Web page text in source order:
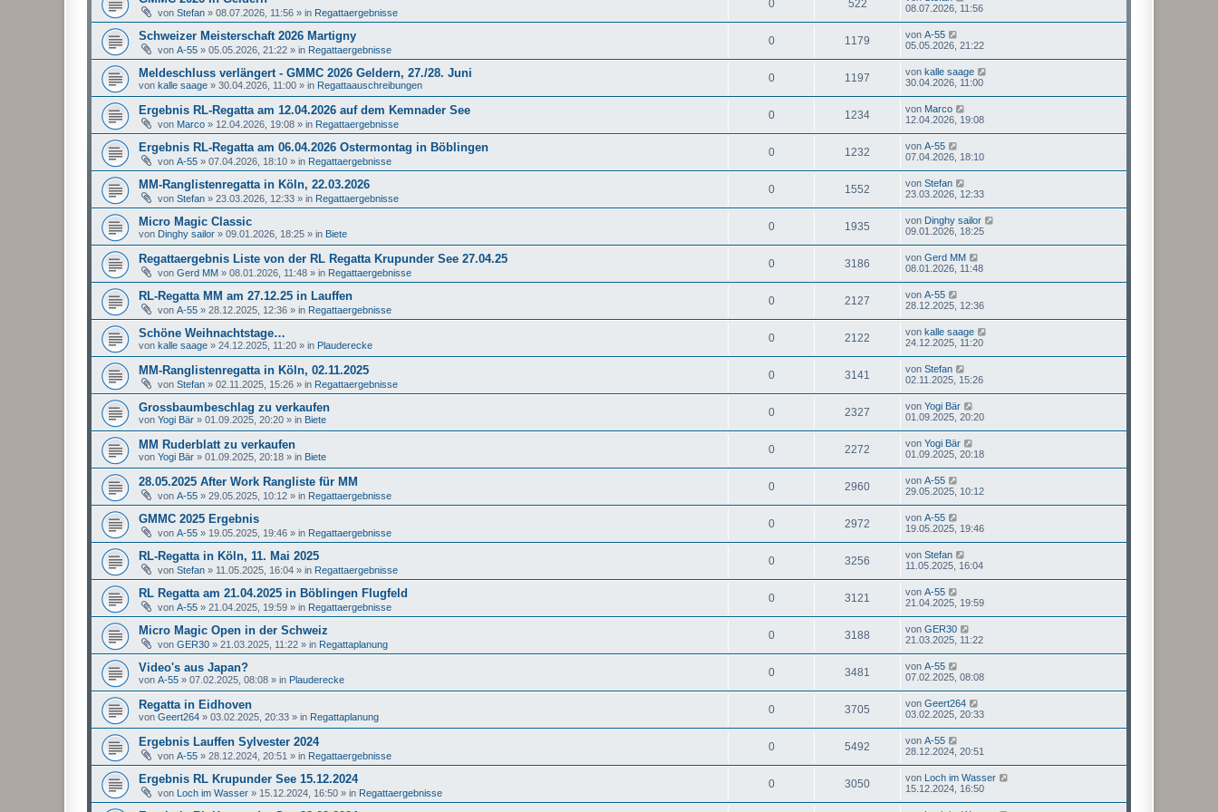
von Stefan » 08.07.2026, 11:56 » in Regattaergebnisse
0 522
08.07.2026, 11:56
Schweizer Meisterschaft 2026 Martigny
von A-55 » 05.05.2026, 21:22 » in Regattaergebnisse
0 1179 von A-55
05.05.2026, 21:22
Meldeschluss verlängert - GMMC 2026 Geldern, 27./28. Juni
von kalle saage » 30.04.2026, 11:00 » in Regattaauschreibungen
0 1197 von kalle saage
30.04.2026, 11:00
Ergebnis RL-Regatta am 12.04.2026 auf dem Kemnader See
von Marco » 12.04.2026, 19:08 » in Regattaergebnisse
0 1234 von Marco
12.04.2026, 19:08
Ergebnis RL-Regatta am 06.04.2026 Ostermontag in Böblingen
von A-55 » 07.04.2026, 18:10 » in Regattaergebnisse
0 1232 von A-55
07.04.2026, 18:10
MM-Ranglistenregatta in Köln, 22.03.2026
von Stefan » 23.03.2026, 12:33 » in Regattaergebnisse
0 1552 von Stefan
23.03.2026, 12:33
Micro Magic Classic
von Dinghy sailor » 09.01.2026, 18:25 » in Biete
0 1935 von Dinghy sailor
09.01.2026, 18:25
Regattaergebnis Liste von der RL Regatta Krupunder See 27.04.25
von Gerd MM » 08.01.2026, 11:48 » in Regattaergebnisse
0 3186 von Gerd MM
08.01.2026, 11:48
RL-Regatta MM am 27.12.25 in Lauffen
von A-55 » 28.12.2025, 12:36 » in Regattaergebnisse
0 2127 von A-55
28.12.2025, 12:36
Schöne Weihnachtstage…
von kalle saage » 24.12.2025, 11:20 » in Plauderecke
0 2122 von kalle saage
24.12.2025, 11:20
MM-Ranglistenregatta in Köln, 02.11.2025
von Stefan » 02.11.2025, 15:26 » in Regattaergebnisse
0 3141 von Stefan
02.11.2025, 15:26
Grossbaumbeschlag zu verkaufen
von Yogi Bär » 01.09.2025, 20:20 » in Biete
0 2327 von Yogi Bär
01.09.2025, 20:20
MM Ruderblatt zu verkaufen
von Yogi Bär » 01.09.2025, 20:18 » in Biete
0 2272 von Yogi Bär
01.09.2025, 20:18
28.05.2025 After Work Rangliste für MM
von A-55 » 29.05.2025, 10:12 » in Regattaergebnisse
0 2960 von A-55
29.05.2025, 10:12
GMMC 2025 Ergebnis
von A-55 » 19.05.2025, 19:46 » in Regattaergebnisse
0 2972 von A-55
19.05.2025, 19:46
RL-Regatta in Köln, 11. Mai 2025
von Stefan » 11.05.2025, 16:04 » in Regattaergebnisse
0 3256 von Stefan
11.05.2025, 16:04
RL Regatta am 21.04.2025 in Böblingen Flugfeld
von A-55 » 21.04.2025, 19:59 » in Regattaergebnisse
0 3121 von A-55
21.04.2025, 19:59
Micro Magic Open in der Schweiz
von GER30 » 21.03.2025, 11:22 » in Regattaplanung
0 3188 von GER30
21.03.2025, 11:22
Video's aus Japan?
von A-55 » 07.02.2025, 08:08 » in Plauderecke
0 3481 von A-55
07.02.2025, 08:08
Regatta in Eidhoven
von Geert264 » 03.02.2025, 20:33 » in Regattaplanung
0 3705 von Geert264
03.02.2025, 20:33
Ergebnis Lauffen Sylvester 2024
von A-55 » 28.12.2024, 20:51 » in Regattaergebnisse
0 5492 von A-55
28.12.2024, 20:51
Ergebnis RL Krupunder See 15.12.2024
von Loch im Wasser » 15.12.2024, 16:50 » in Regattaergebnisse
0 3050 von Loch im Wasser
15.12.2024, 16:50